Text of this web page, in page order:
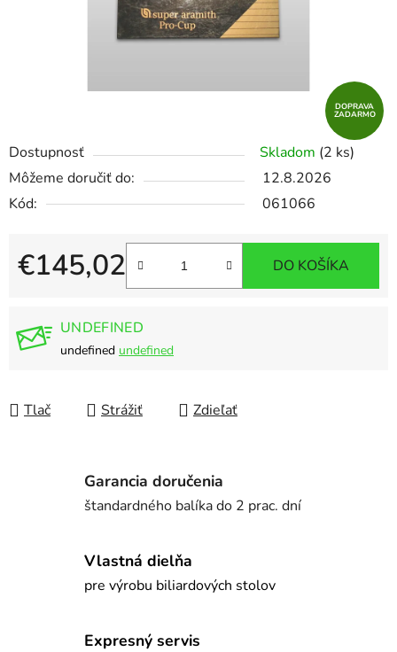
Dostupnosť Skladom (2 ks)
Môžeme doručiť do:
12.8.2026
Kód:
061066
€145,02 DO KOŠÍKA
UNDEFINED
undefined undefined
Tlač Strážiť Zdieľať
DOPRAVA
ZADARMO
Garancia doručenia
štandardného balíka do 2 prac. dní
Vlastná dielňa
pre výrobu biliardových stolov
Expresný servis